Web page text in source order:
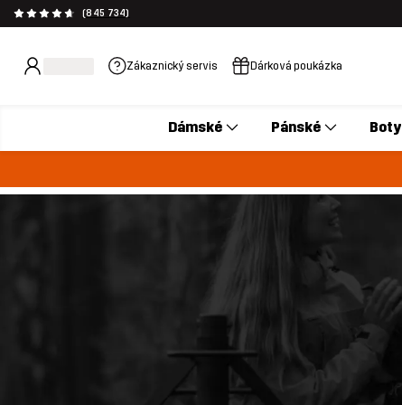
(845 734)
Zákaznický servis Dárková poukázka
Dámské Pánské Boty